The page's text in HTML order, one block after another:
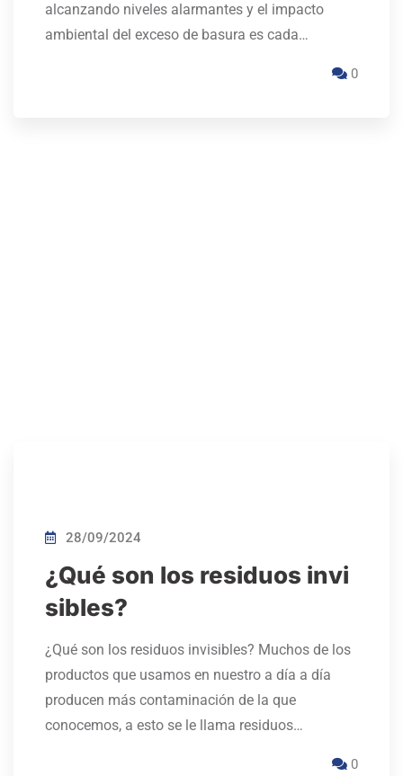
alcanzando niveles alarmantes y el impacto
ambiental del exceso de basura es cada…
0
28/09/2024
¿Qué son los residuos invi
sibles?
¿Qué son los residuos invisibles? Muchos de los
productos que usamos en nuestro a día a día
producen más contaminación de la que
conocemos, a esto se le llama residuos…
0